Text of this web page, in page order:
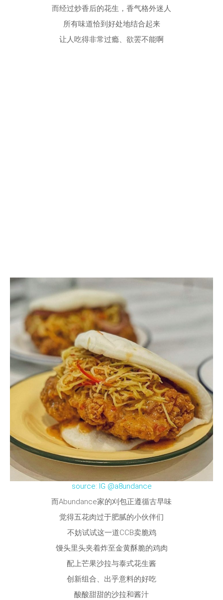
而经过炒香后的花生，香气格外迷人
所有味道恰到好处地结合起来
让人吃得非常过瘾、欲罢不能啊
source: IG @a8undance
而Abundance家的刈包正遵循古早味
觉得五花肉过于肥腻的小伙伴们
不妨试试这一道CCB卖脆鸡
馒头里头夹着炸至金黄酥脆的鸡肉
配上芒果沙拉与泰式花生酱
创新组合、出乎意料的好吃
酸酸甜甜的沙拉和酱汁